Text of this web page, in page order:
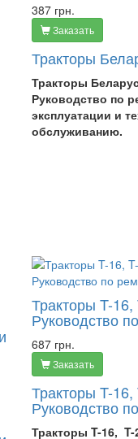
387 грн.
Заказать
Тракторы
Тракторы
Руководство по
эксплуатации и
обслуживанию.
Тракторы T-16,
Руководство
687 грн.
Заказать
Тракторы T-16,
Руководство
ТракторыT-16,